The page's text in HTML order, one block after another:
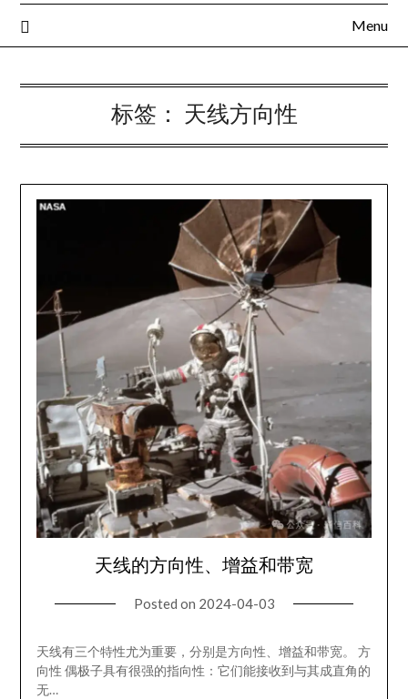
Menu
标签： 天线方向性
天线的方向性、增益和带宽
Posted on 2024-04-03
天线有三个特性尤为重要，分别是方向性、增益和带宽。 方
向性 偶极子具有很强的指向性：它们能接收到与其成直角的
无…